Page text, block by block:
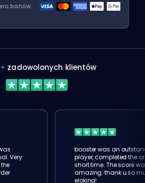
banów
zadowolonych klientów
Very
booster was an
player, completed the
short time. The score
amazing. thank u so
eloking!